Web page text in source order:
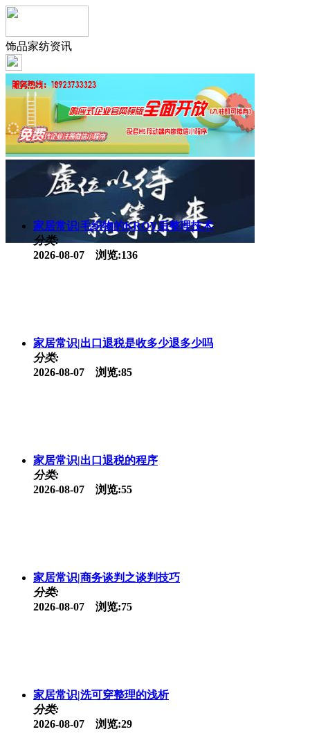
饰品家纺资讯
家居常识|毛织物的KROY后整理技术
分类:
2026-08-07 浏览:136
家居常识|出口退税是收多少退多少吗
分类:
2026-08-07 浏览:85
家居常识|出口退税的程序
分类:
2026-08-07 浏览:55
家居常识|商务谈判之谈判技巧
分类:
2026-08-07 浏览:75
家居常识|洗可穿整理的浅析
分类:
2026-08-07 浏览:29